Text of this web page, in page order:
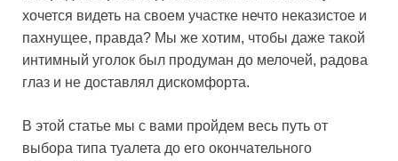
хочется видеть на своем участке нечто неказистое и
пахнущее, правда? Мы же хотим, чтобы даже такой
интимный уголок был продуман до мелочей, радова
глаз и не доставлял дискомфорта.
В этой статье мы с вами пройдем весь путь от
выбора типа туалета до его окончательного